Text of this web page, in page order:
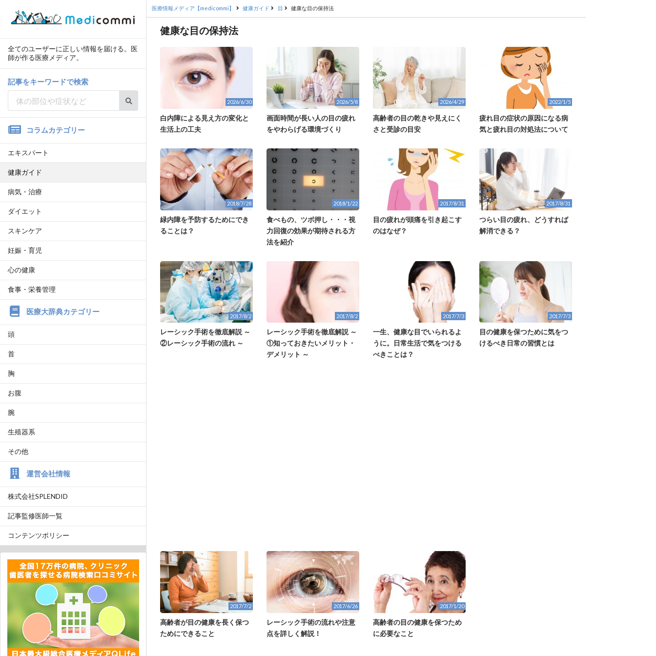
全てのユーザーに正しい情報を届ける。医
師が作る医療メディア。
記事をキーワードで検索
コラムカテゴリー
エキスパート
健康ガイド
病気・治療
ダイエット
スキンケア
妊娠・育児
心の健康
食事・栄養管理
医療大辞典カテゴリー
頭
首
胸
お腹
腕
生殖器系
その他
運営会社情報
株式会社SPLENDID
記事監修医師一覧
コンテンツポリシー
医療情報メディア【medicommi】 健康ガイド 目 健康な目の保持法
健康な目の保持法
2026/6/30
白内障による見え方の変化と
生活上の工夫
2026/5/8
画面時間が長い人の目の疲れ
をやわらげる環境づくり
2026/4/29
高齢者の目の乾きや見えにく
さと受診の目安
2022/1/5
疲れ目の症状の原因になる病
気と疲れ目の対処法について
2018/7/28
緑内障を予防するためにでき
ることは？
2018/1/22
食べもの、ツボ押し・・・視
力回復の効果が期待される方
法を紹介
2017/8/31
目の疲れが頭痛を引き起こす
のはなぜ？
2017/8/31
つらい目の疲れ、どうすれば
解消できる？
2017/8/2
レーシック手術を徹底解説 ～
②レーシック手術の流れ ～
2017/8/2
レーシック手術を徹底解説 ～
①知っておきたいメリット・
デメリット ～
2017/7/3
一生、健康な目でいられるよ
うに。日常生活で気をつける
べきことは？
2017/7/3
目の健康を保つために気をつ
けるべき日常の習慣とは
2017/7/2
高齢者が目の健康を長く保つ
ためにできること
2017/6/26
レーシック手術の流れや注意
点を詳しく解説！
2017/1/20
高齢者の目の健康を保つため
に必要なこと